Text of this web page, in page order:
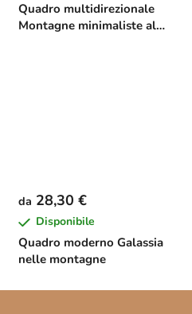
Quadro multidirezionale
Montagne minimaliste al
Quadro moderno Galassia
nelle montagne
da 28,30 €
Disponibile